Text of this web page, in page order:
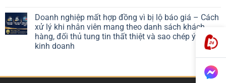
Doanh nghiệp mất hợp đồng vì bị lộ báo giá – Cách
xử lý khi nhân viên mang theo danh sách khách
hàng, đối thủ tung tin thất thiệt và sao chép ý tưởng
kinh doanh